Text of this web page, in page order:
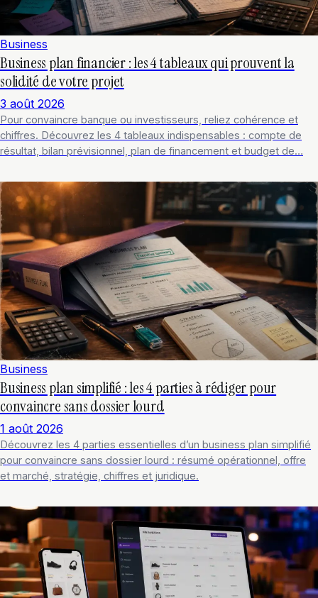
Business
Business plan financier : les 4 tableaux qui prouvent la
solidité de votre projet
3 août 2026
Pour convaincre banque ou investisseurs, reliez cohérence et
chiffres. Découvrez les 4 tableaux indispensables : compte de
résultat, bilan prévisionnel, plan de financement et budget de…
Business
Business plan simplifié : les 4 parties à rédiger pour
convaincre sans dossier lourd
1 août 2026
Découvrez les 4 parties essentielles d’un business plan simplifié
pour convaincre sans dossier lourd : résumé opérationnel, offre
et marché, stratégie, chiffres et juridique.